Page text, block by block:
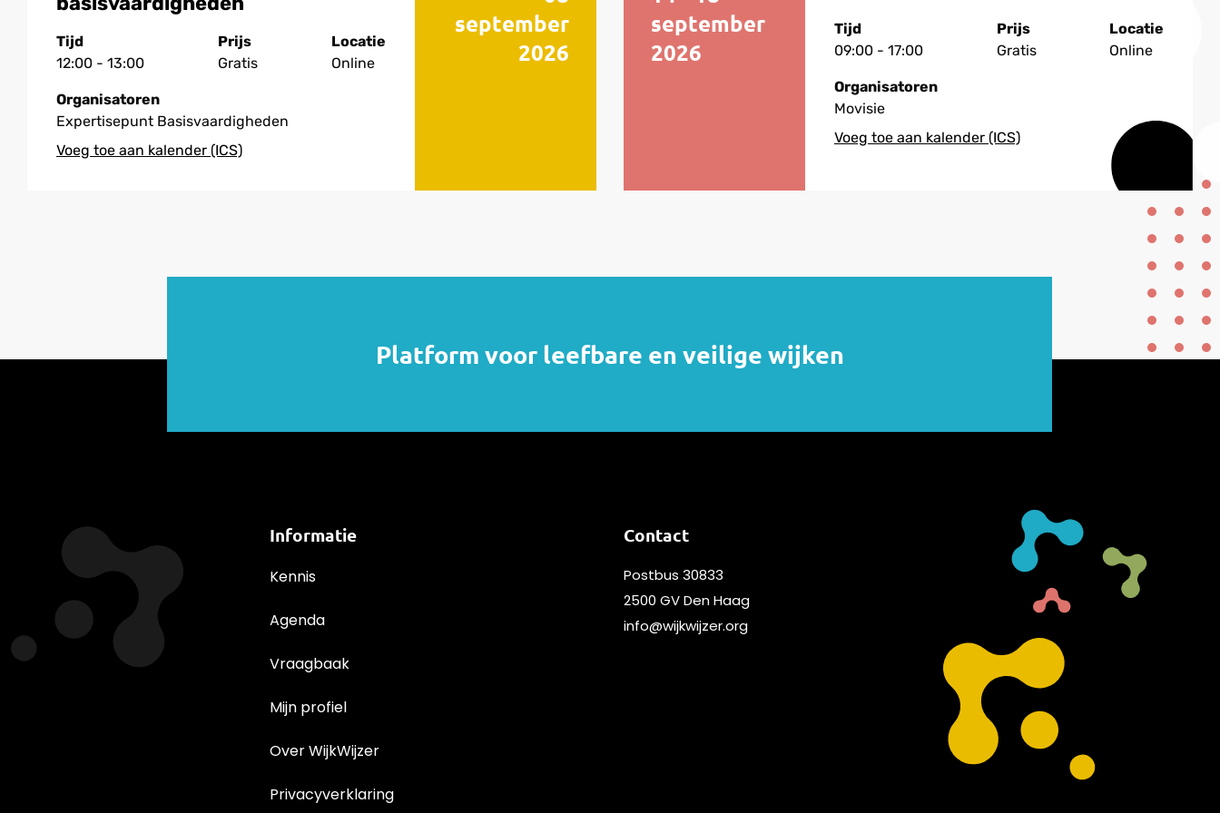
september
2026
Tijd
12:00 - 13:00
Prijs
Gratis
Locatie
Online
Organisatoren
Expertisepunt Basisvaardigheden
september
2026
Tijd
09:00 - 17:00
Prijs
Gratis
Locatie
Online
Organisatoren
Movisie
Platform voor leefbare en veilige wijken
Informatie
Kennis
Agenda
Vraagbaak
Mijn profiel
Over WijkWijzer
Privacyverklaring
Contact
Postbus 30833
2500 GV Den Haag
info@wijkwijzer.org